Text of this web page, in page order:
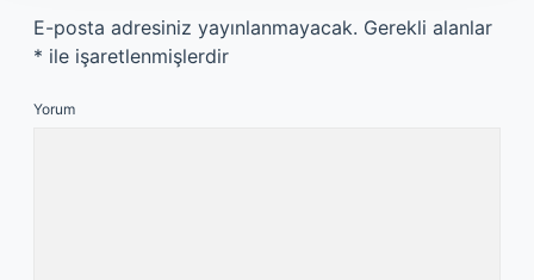
E-posta adresiniz yayınlanmayacak. Gerekli alanlar
* ile işaretlenmişlerdir
Yorum